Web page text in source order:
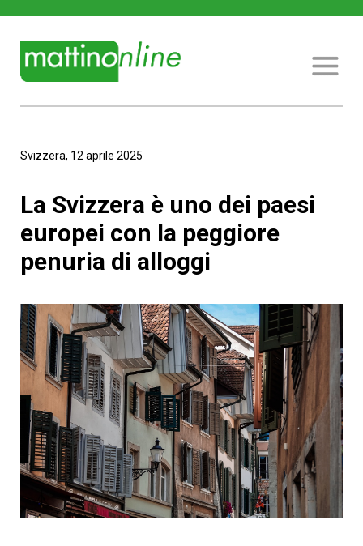
Svizzera, 12 aprile 2025
La Svizzera è uno dei paesi
europei con la peggiore
penuria di alloggi